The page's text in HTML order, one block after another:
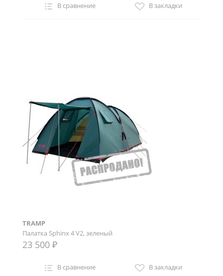
В сравнение В закладки
TRAMP
Палатка Sphinx 4 V2, зеленый
23 500 ₽
В сравнение В закладки